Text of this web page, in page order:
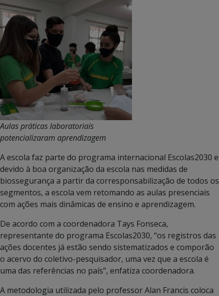
Aulas práticas laboratoriais
potencializaram aprendizagem
A escola faz parte do programa internacional Escolas2030 e
devido à boa organização da escola nas medidas de
biossegurança a partir da corresponsabilização de todos os
segmentos, a escola vem retomando as aulas presenciais
com ações mais dinâmicas de ensino e aprendizagem.
De acordo com a coordenadora Tays Fonseca,
representante do programa Escolas2030, “os registros das
ações docentes já estão sendo sistematizados e comporão
o acervo do coletivo-pesquisador, uma vez que a escola é
uma das referências no país”, enfatiza coordenadora.
A metodologia utilizada pelo professor Alan Francis coloca